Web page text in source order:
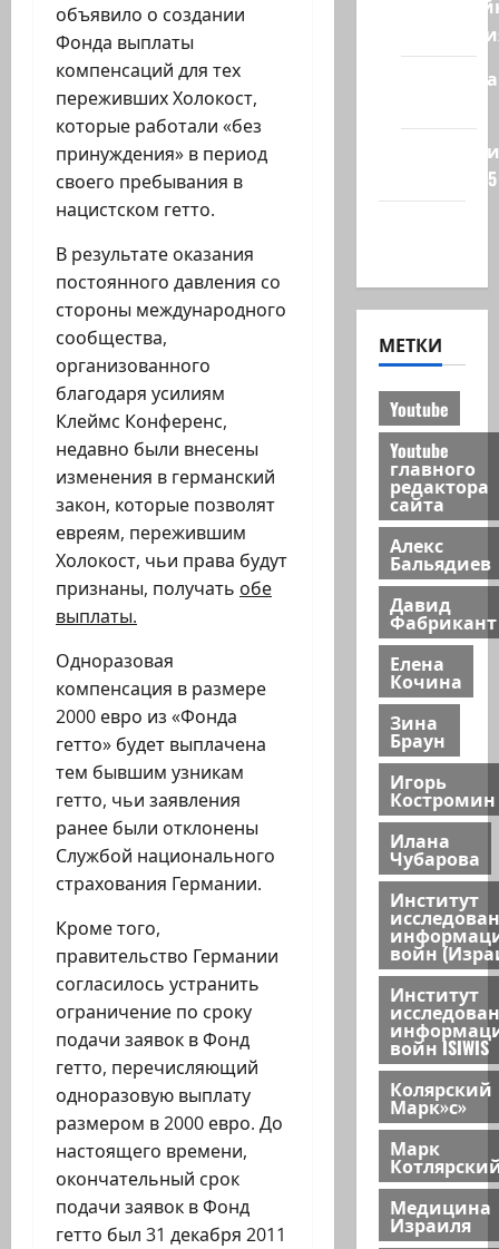
объявило о создании
Фонда выплаты
компенсаций для тех
переживших Холокост,
которые работали «без
принуждения» в период
своего пребывания в
нацистском гетто.
В результате оказания
постоянного давления со
стороны международного
сообщества,
организованного
благодаря усилиям
Клеймс Конференс,
недавно были внесены
изменения в германский
закон, которые позволят
евреям, пережившим
Холокост, чьи права будут
признаны, получать обе
выплаты.
Одноразовая
компенсация в размере
2000 евро из «Фонда
гетто» будет выплачена
тем бывшим узникам
гетто, чьи заявления
ранее были отклонены
Службой национального
страхования Германии.
Кроме того,
правительство Германии
согласилось устранить
ограничение по сроку
подачи заявок в Фонд
гетто, перечисляющий
одноразовую выплату
размером в 2000 евро. До
настоящего времени,
окончательный срок
подачи заявок в Фонд
гетто был 31 декабря 2011
Полемика
сайта 2025
МЕТКИ
Youtube
Youtube
главного
редактора
сайта
Алекс
Бальядиев
Давид
Фабрикант
Елена
Кочина
Зина
Браун
Игорь
Костромин
Илана
Чубарова
Институт
войн
Институт
войн ISIWIS
Колярский
Марк»с»
Марк
Медицина
Израиля